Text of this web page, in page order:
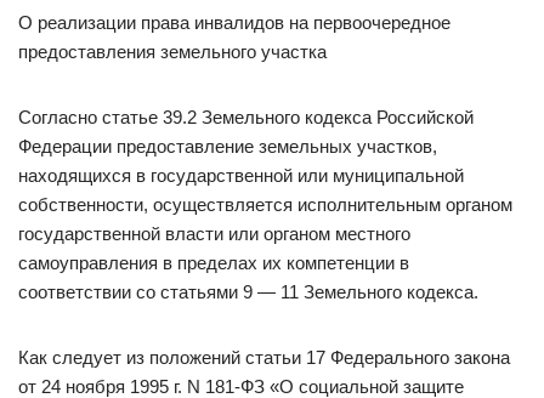
О реализации права инвалидов на первоочередное
предоставления земельного участка
Согласно статье 39.2 Земельного кодекса Российской
Федерации предоставление земельных участков,
находящихся в государственной или муниципальной
собственности, осуществляется исполнительным органом
государственной власти или органом местного
самоуправления в пределах их компетенции в
соответствии со статьями 9 — 11 Земельного кодекса.
Как следует из положений статьи 17 Федерального закона
от 24 ноября 1995 г. N 181-ФЗ «О социальной защите